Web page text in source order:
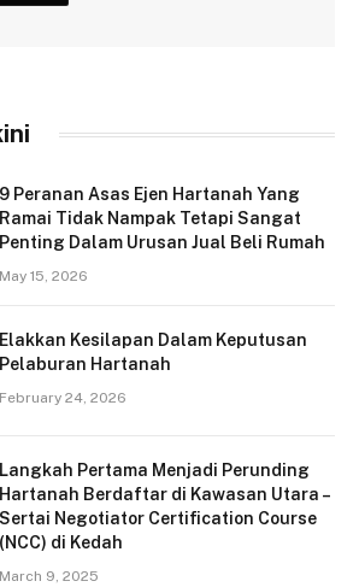
9 Peranan Asas Ejen Hartanah Yang
Ramai Tidak Nampak Tetapi Sangat
Penting Dalam Urusan Jual Beli Rumah
May 15, 2026
Elakkan Kesilapan Dalam Keputusan
Pelaburan Hartanah
February 24, 2026
Langkah Pertama Menjadi Perunding
Hartanah Berdaftar di Kawasan Utara –
Sertai Negotiator Certification Course
(NCC) di Kedah
March 9, 2025